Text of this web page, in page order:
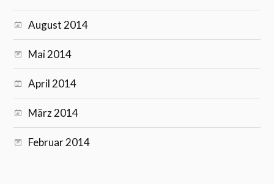
August 2014
Mai 2014
April 2014
März 2014
Februar 2014